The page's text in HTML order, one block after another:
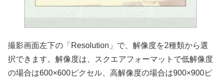
撮影画面左下の「Resolution」で、解像度を2種類から選
択できます。解像度は、スクエアフォーマットで低解像度
の場合は600×600ピクセル、高解像度の場合は900×900ピ